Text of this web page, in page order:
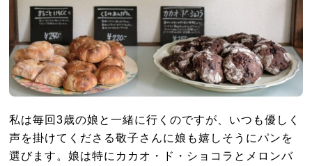
私は毎回3歳の娘と一緒に行くのですが、いつも優しく
声を掛けてくださる敬子さんに娘も嬉しそうにパンを
選びます。娘は特にカカオ・ド・ショコラとメロンバ